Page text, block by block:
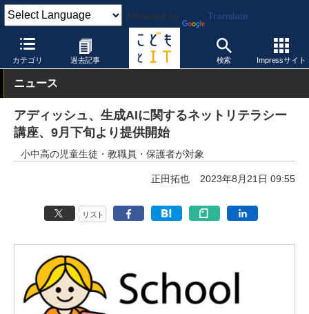
Powered by Translate
カテゴリ 過去記事 検索 Impressサイト
こどもとIT 製品・サービス
ニュース
アディッシュ、生成AIに関するネットリテラシー
講座、9月下旬より提供開始
小中高の児童生徒・教職員・保護者が対象
正田拓也 2023年8月21日 09:55
リスト